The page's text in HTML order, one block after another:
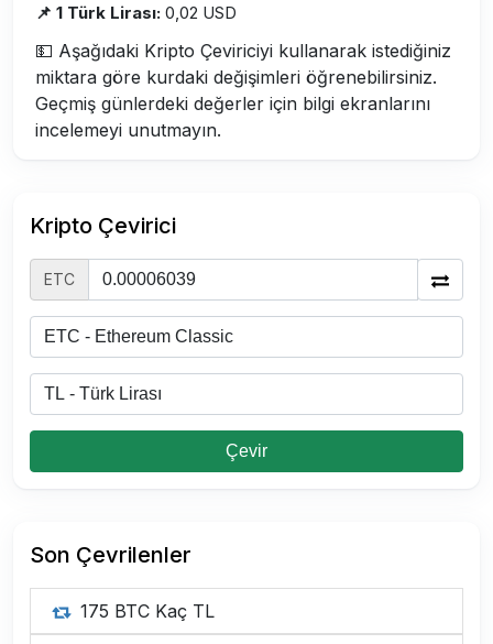
📌 1 Türk Lirası: 0,02 USD
💵 Aşağıdaki Kripto Çeviriciyi kullanarak istediğiniz
miktara göre kurdaki değişimleri öğrenebilirsiniz.
Geçmiş günlerdeki değerler için bilgi ekranlarını
incelemeyi unutmayın.
Kripto Çevirici
ETC
Çevir
Son Çevrilenler
175 BTC Kaç TL